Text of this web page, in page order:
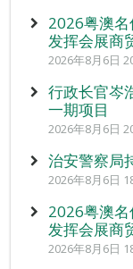
2026粤澳
发挥会展商
2026年8月6日
行政长官岑
一期项目
2026年8月6日
治安警察局
2026年8月6日
2026粤澳
发挥会展商
2026年8月6日